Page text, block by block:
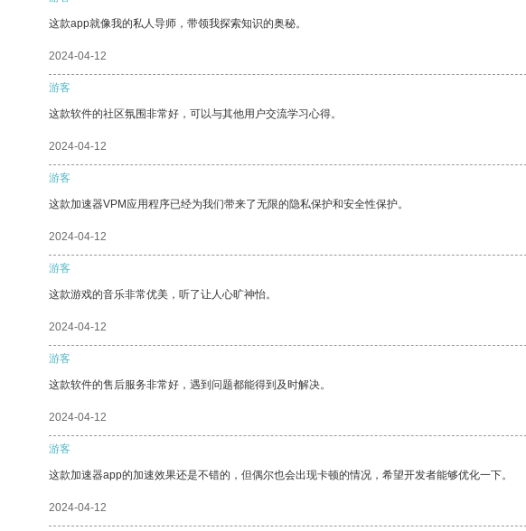
这款app就像我的私人导师，带领我探索知识的奥秘。
2024-04-12
游客
这款软件的社区氛围非常好，可以与其他用户交流学习心得。
2024-04-12
游客
这款加速器VPM应用程序已经为我们带来了无限的隐私保护和安全性保护。
2024-04-12
游客
这款游戏的音乐非常优美，听了让人心旷神怡。
2024-04-12
游客
这款软件的售后服务非常好，遇到问题都能得到及时解决。
2024-04-12
游客
这款加速器app的加速效果还是不错的，但偶尔也会出现卡顿的情况，希望开发者能够优化一下。
2024-04-12